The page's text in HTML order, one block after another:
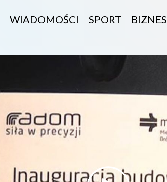
WIADOMOŚCI SPORT BIZNES